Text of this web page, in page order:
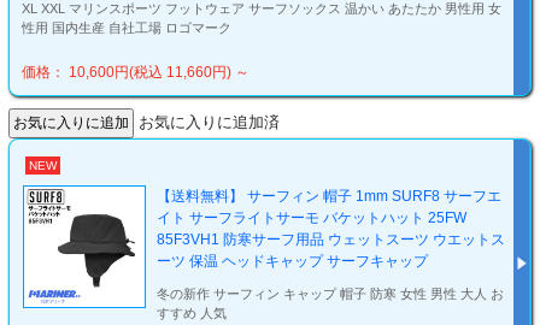
XL XXL マリンスポーツ フットウェア サーフソックス 温かい あたたか 男性用 女
性用 国内生産 自社工場 ロゴマーク
価格： 10,600円(税込 11,660円) ～
お気に入りに追加済
NEW
【送料無料】 サーフィン 帽子 1mm SURF8 サーフエ
イト サーフライトサーモ バケットハット 25FW
85F3VH1 防寒サーフ用品 ウェットスーツ ウエットス
ーツ 保温 ヘッドキャップ サーフキャップ
冬の新作 サーフィン キャップ 帽子 防寒 女性 男性 大人 お
すすめ 人気